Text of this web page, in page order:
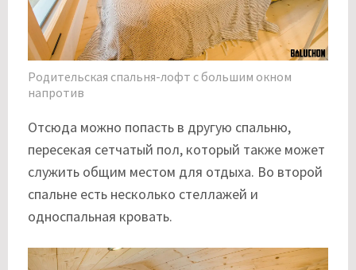
Родительская спальня-лофт с большим окном
напротив
Отсюда можно попасть в другую спальню,
пересекая сетчатый пол, который также может
служить общим местом для отдыха. Во второй
спальне есть несколько стеллажей и
односпальная кровать.